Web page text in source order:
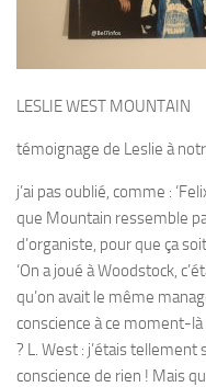
LESLIE WEST MOUNTAIN
témoignage de Leslie à
j’ai pas oublié, comme :
que Mountain ressemble
d’organiste, pour que ça
‘On a joué à Woodstock,
qu’on avait le même
conscience à ce moment-
? L. West : j’étais
conscience de rien ! Mais